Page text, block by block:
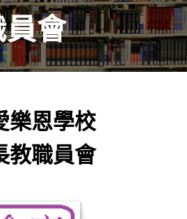
會
樂恩學校
教職員會